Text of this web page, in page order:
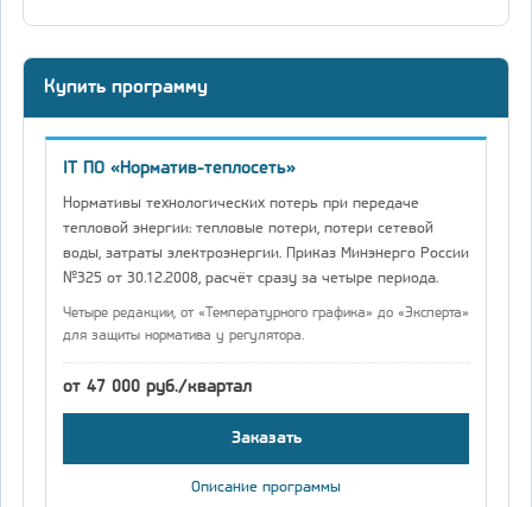
Купить программу
IT ПО «Норматив-теплосеть»
Нормативы технологических потерь при передаче
тепловой энергии: тепловые потери, потери сетевой
воды, затраты электроэнергии. Приказ Минэнерго России
№325 от 30.12.2008, расчёт сразу за четыре периода.
Четыре редакции, от «Температурного графика» до «Эксперта»
для защиты норматива у регулятора.
от 47 000 руб./квартал
Заказать
Описание программы